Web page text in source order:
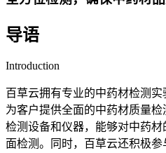
导语
Introduction
百草云拥有专业的中药材检测实
为客户提供全面的中药材质量
检测设备和仪器，能够对中药
面检测。同时，百草云还积极